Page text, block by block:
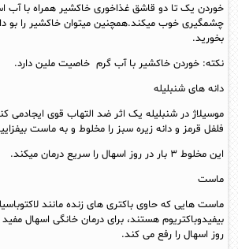
خوردن یک تا دو قاشق غذاخوری خاکشیر همراه با آب
چشمگیری خوب میکند.همچنین میتوان خاکشیر را بو
بخورید.
نکته: خوردن خاکشیر با آب گرم خاصیت ملین دارد.
دانه های شنبلیله
موسيلاژ در شنبلیله یک اثر ضد التهاب قوی ایجادمی
فلفل قرمز و دانه زیره سبز را مخلوط و به ماست
این مخلوط ۳ بار در روز اسهال را سریع درمان میکند.
ماست
ماست هایی که حاوی باکتری های زنده مانند
روز اسهال را رفع می کند.